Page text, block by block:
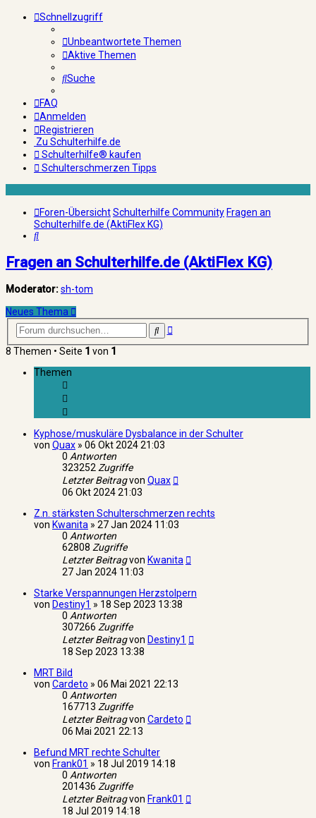
Schnellzugriff
Unbeantwortete Themen
Aktive Themen
Suche
FAQ
Anmelden
Registrieren
Zu Schulterhilfe.de
Schulterhilfe® kaufen
Schulterschmerzen Tipps
Foren-ÜbersichtSchulterhilfe Community Fragen an
Schulterhilfe.de (AktiFlex KG)
Suche
Fragen an Schulterhilfe.de (AktiFlex KG)
Moderator:sh-tom
Neues Thema
SucheErweiterte
8 Themen • Seite 1 von 1
Themen
Kyphose/muskuläre Dysbalance in der Schulter
von Quax » 06 Okt 2024 21:03
0 Antworten
323252Zugriffe
Letzter Beitragvon Quax
06 Okt 2024 21:03
Z.n. stärksten Schulterschmerzen rechts
von Kwanita » 27 Jan 2024 11:03
0 Antworten
62808 Zugriffe
Letzter Beitragvon Kwanita
27 Jan 2024 11:03
Starke Verspannungen Herzstolpern
von Destiny1 » 18 Sep 2023 13:38
0 Antworten
307266 Zugriffe
Letzter Beitragvon Destiny1
18 Sep 2023 13:38
MRT Bild
von Cardeto » 06 Mai 2021 22:13
0 Antworten
167713 Zugriffe
Letzter Beitragvon Cardeto
06 Mai 2021 22:13
Befund MRT rechte Schulter
von Frank01 » 18 Jul 2019 14:18
0 Antworten
201436 Zugriffe
Letzter Beitragvon Frank01
18 Jul 2019 14:18